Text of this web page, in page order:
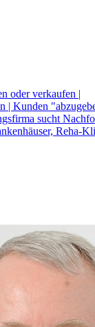
oder verkaufen |
| Kunden
sucht
Reha-